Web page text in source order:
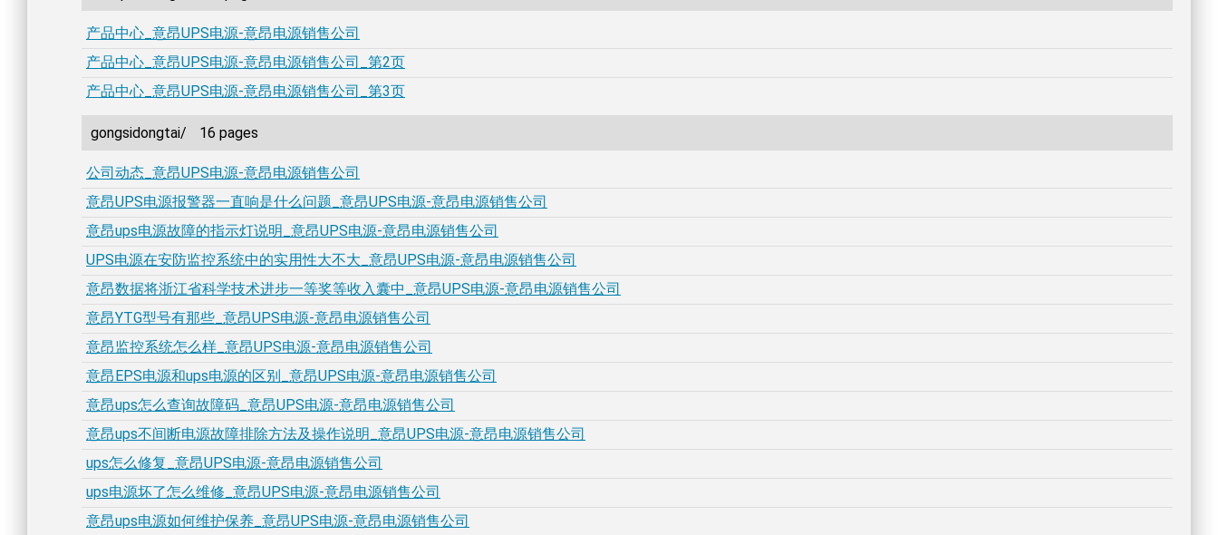
产品中心_意昂UPS电源-意昂电源销售公司
产品中心_意昂UPS电源-意昂电源销售公司_第2页
产品中心_意昂UPS电源-意昂电源销售公司_第3页
gongsidongtai/ 16 pages
公司动态_意昂UPS电源-意昂电源销售公司
意昂UPS电源报警器一直响是什么问题_意昂UPS电源-意昂电源销售公司
意昂ups电源故障的指示灯说明_意昂UPS电源-意昂电源销售公司
UPS电源在安防监控系统中的实用性大不大_意昂UPS电源-意昂电源销售公司
意昂数据将浙江省科学技术进步一等奖等收入囊中_意昂UPS电源-意昂电源销售公司
意昂YTG型号有那些_意昂UPS电源-意昂电源销售公司
意昂监控系统怎么样_意昂UPS电源-意昂电源销售公司
意昂EPS电源和ups电源的区别_意昂UPS电源-意昂电源销售公司
意昂ups怎么查询故障码_意昂UPS电源-意昂电源销售公司
意昂ups不间断电源故障排除方法及操作说明_意昂UPS电源-意昂电源销售公司
ups怎么修复_意昂UPS电源-意昂电源销售公司
ups电源坏了怎么维修_意昂UPS电源-意昂电源销售公司
意昂ups电源如何维护保养_意昂UPS电源-意昂电源销售公司